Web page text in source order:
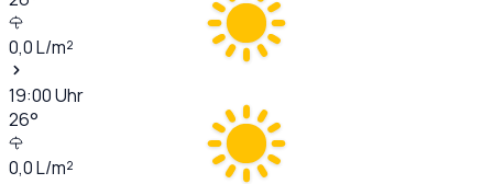
0,0L/m²
19:00Uhr
26°
0,0L/m²